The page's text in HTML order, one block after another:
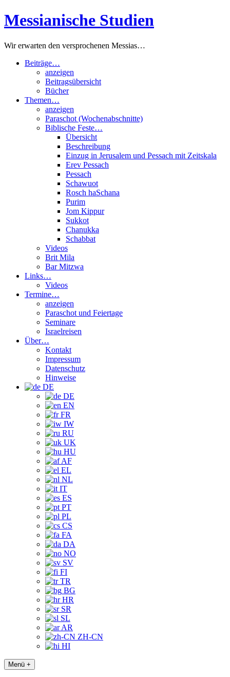
Zum
Inhalt
Messianische Studien
Wir erwarten den versprochenen Messias…
Beiträge…
anzeigen
Beitragsübersicht
Bücher
Themen…
anzeigen
Paraschot (Wochenabschnitte)
Biblische Feste…
Übersicht
Beschreibung
Einzug in Jerusalem und Pessach mit Zeitskala
Erev Pessach
Pessach
Schawuot
Rosch haSchana
Purim
Jom Kippur
Sukkot
Chanukka
Schabbat
Videos
Brit Mila
Bar Mitzwa
Links…
Videos
Termine…
anzeigen
Paraschot und Feiertage
Seminare
Israelreisen
Über…
Kontakt
Impressum
Datenschutz
Hinweise
DE
DE
EN
FR
IW
RU
UK
HU
AF
EL
NL
IT
ES
PT
PL
CS
FA
DA
NO
SV
FI
TR
BG
HR
SR
SL
AR
ZH-CN
HI
Menü +